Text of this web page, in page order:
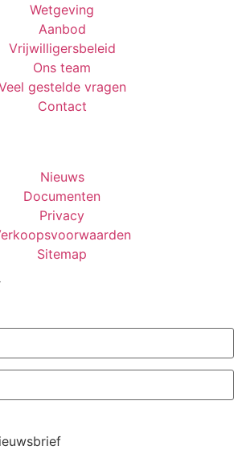
Wetgeving
Aanbod
Vrijwilligersbeleid
Ons team
gestelde vragen
Contact
Nieuws
Documenten
Privacy
Sitemap